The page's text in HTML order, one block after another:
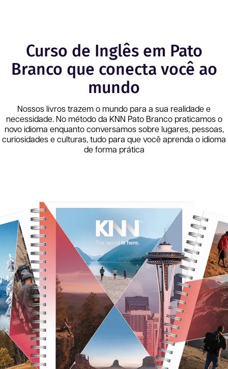
Curso de Inglês em Pato
Branco que conecta você ao
mundo
Nossos livros trazem o mundo para a sua realidade e
necessidade. No método da KNN Pato Branco praticamos o
novo idioma enquanto conversamos sobre lugares, pessoas,
curiosidades e culturas, tudo para que você aprenda o idioma
de forma prática